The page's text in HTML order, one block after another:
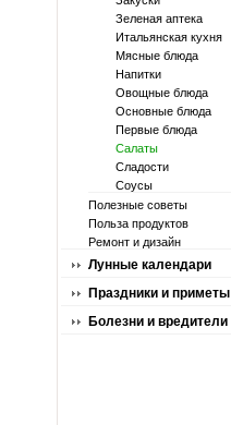
Зеленая аптека
Итальянская кухня
Мясные блюда
Напитки
Овощные блюда
Основные блюда
Первые блюда
Салаты
Сладости
Соусы
Полезные советы
Польза продуктов
Ремонт и дизайн
Лунные календари
Праздники и приметы
Болезни и вредители